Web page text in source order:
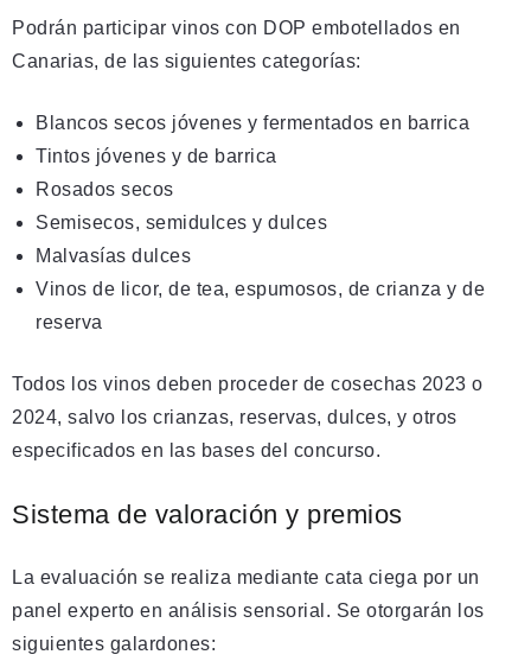
Podrán participar vinos con DOP embotellados en
Canarias, de las siguientes categorías:
Blancos secos jóvenes y fermentados en barrica
Tintos jóvenes y de barrica
Rosados secos
Semisecos, semidulces y dulces
Malvasías dulces
Vinos de licor, de tea, espumosos, de crianza y de
reserva
Todos los vinos deben proceder de cosechas 2023 o
2024, salvo los crianzas, reservas, dulces, y otros
especificados en las bases del concurso.
Sistema de valoración y premios
La evaluación se realiza mediante cata ciega por un
panel experto en análisis sensorial. Se otorgarán los
siguientes galardones: